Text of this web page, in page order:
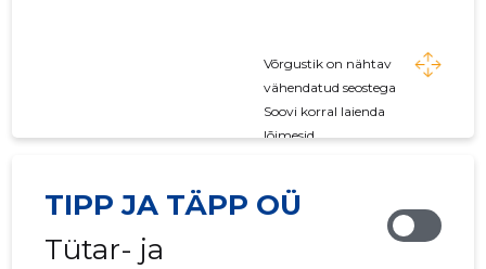
Võrgustik on nähtav
vähendatud seostega
Soovi korral laienda
lõimesid
TIPP JA TÄPP OÜ
Tütar- ja